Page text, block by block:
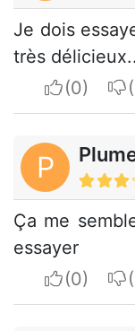
Je dois
très
I
P
Ça me
essayer
I